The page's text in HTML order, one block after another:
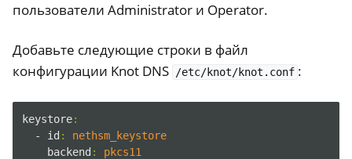
пользователи Administrator и Operator.
Добавьте следующие строки в файл
конфигурации Knot DNS
/etc/knot/knot.conf :
keystore:
- id :
nethsm_keystore
backend :
pkcs11